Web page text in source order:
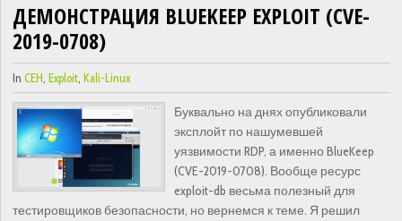
ДЕМОНСТРАЦИЯ BLUEKEEP EXPLOIT (CVE-
2019-0708)
InCEH ,Exploit ,Kali-Linux
Буквально на днях опубликовали
эксплойт по нашумевшей
уязвимости RDP, а именно BlueKeep
(CVE-2019-0708). Вообще ресурс
exploit-db весьма полезный для
тестировщиков безопасности, но вернемся к теме. Я решил